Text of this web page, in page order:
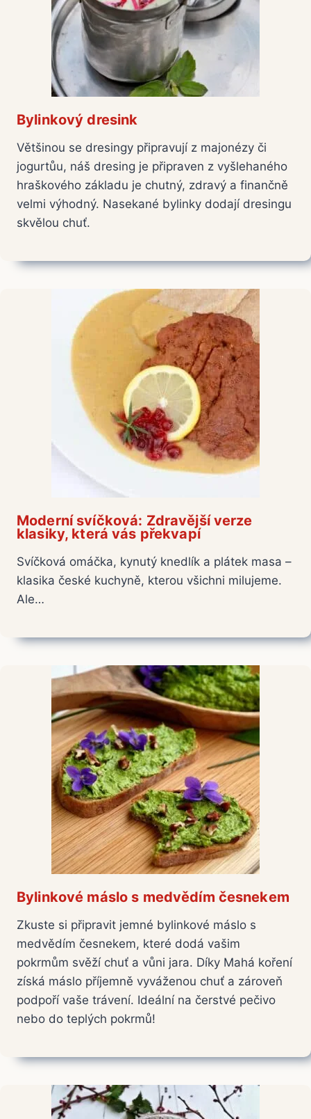
Bylinkový dresink
Většinou se dresingy připravují z majonézy či
jogurtůu, náš dresing je připraven z vyšlehaného
hraškového základu je chutný, zdravý a finančně
velmi výhodný. Nasekané bylinky dodají dresingu
skvělou chuť.
Moderní svíčková: Zdravější verze
klasiky, která vás překvapí
Svíčková omáčka, kynutý knedlík a plátek masa –
klasika české kuchyně, kterou všichni milujeme.
Ale…
Bylinkové máslo s medvědím česnekem
Zkuste si připravit jemné bylinkové máslo s
medvědím česnekem, které dodá vašim
pokrmům svěží chuť a vůni jara. Díky Mahá koření
získá máslo příjemně vyváženou chuť a zároveň
podpoří vaše trávení. Ideální na čerstvé pečivo
nebo do teplých pokrmů!